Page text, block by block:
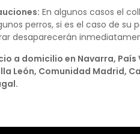
En algunos casos el
perros, si es el caso de
desaparecerán
a domicilio en Navarra,
León, Comunidad Madrid,